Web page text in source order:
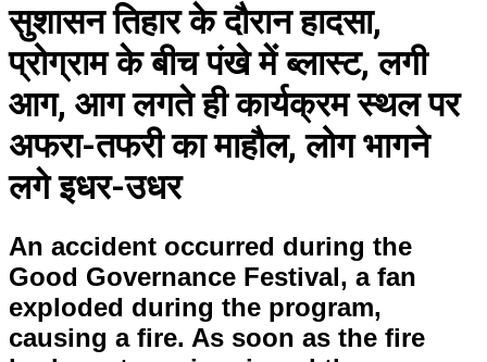
सुशासन तिहार के दौरान हादसा,
प्रोग्राम के बीच पंखे में ब्लास्ट, लगी
आग, आग लगते ही कार्यक्रम स्थल पर
अफरा-तफरी का माहौल, लोग भागने
लगे इधर-उधर
An accident occurred during the
Good Governance Festival, a fan
exploded during the program,
causing a fire. As soon as the fire